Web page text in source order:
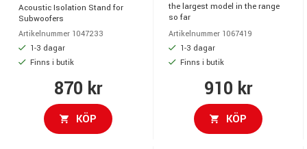
Acoustic Isolation Stand for
Subwoofers
Artikelnummer 1047233
1-3 dagar
Finns i butik
870 kr
KÖP
the largest model in the range
so far
Artikelnummer 1067419
1-3 dagar
Finns i butik
910 kr
KÖP